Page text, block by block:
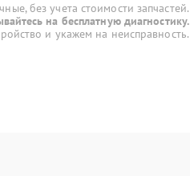
без учета стоимости запчастей.
на бесплатную диагностику.
и укажем на неисправность.